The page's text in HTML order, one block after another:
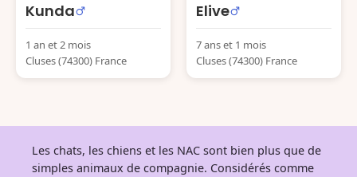
Kunda
1 an et 2 mois
Cluses (74300) France
Elive
7 ans et 1 mois
Cluses (74300) France
Les chats, les chiens et les NAC sont bien plus que de
simples animaux de compagnie. Considérés comme